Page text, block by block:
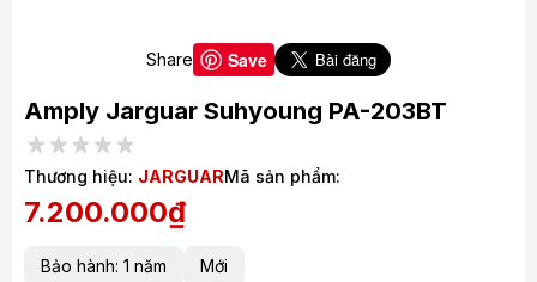
Share Save
Amply Jarguar Suhyoung PA-203BT
Thương hiệu: JARGUARMã sản phẩm:
7.200.000₫
Bảo hành: 1 năm Mới